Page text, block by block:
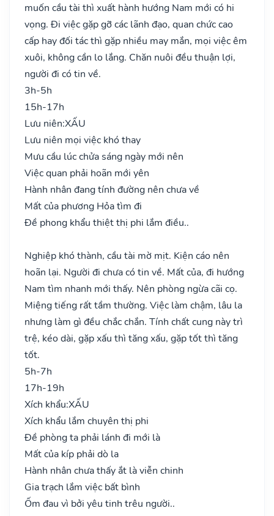
muốn cầu tài thì xuất hành hướng Nam mới có hi
vọng. Đi việc gặp gỡ các lãnh đạo, quan chức cao
cấp hay đối tác thì gặp nhiều may mắn, mọi việc êm
xuôi, không cần lo lắng. Chăn nuôi đều thuận lợi,
người đi có tin về.
3h-5h
15h-17h
Lưu niên:XẤU
Lưu niên mọi việc khó thay
Mưu cầu lúc chửa sáng ngày mới nên
Việc quan phải hoãn mới yên
Hành nhân đang tính đường nên chưa về
Mất của phương Hỏa tìm đi
Đề phong khẩu thiệt thị phi lắm điều..
Nghiệp khó thành, cầu tài mờ mịt. Kiện cáo nên
hoãn lại. Người đi chưa có tin về. Mất của, đi hướng
Nam tìm nhanh mới thấy. Nên phòng ngừa cãi cọ.
Miệng tiếng rất tầm thường. Việc làm chậm, lâu la
nhưng làm gì đều chắc chắn. Tính chất cung này trì
trệ, kéo dài, gặp xấu thì tăng xấu, gặp tốt thì tăng
tốt.
5h-7h
17h-19h
Xích khẩu:XẤU
Xích khẩu lắm chuyên thị phi
Đề phòng ta phải lánh đi mới là
Mất của kíp phải dò la
Hành nhân chưa thấy ắt là viễn chinh
Gia trạch lắm việc bất bình
Ốm đau vì bởi yêu tinh trêu người..